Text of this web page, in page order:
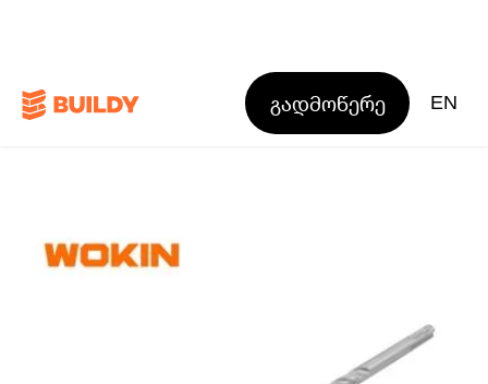
გადმოწერე EN